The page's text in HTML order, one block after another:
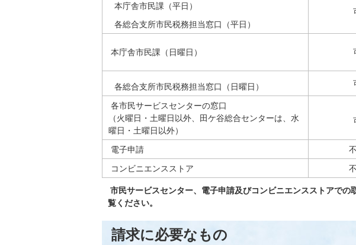
本庁舎市民課（平日）
各総合支所市民税務担当窓口（平日）
本庁舎市民課（日曜日）
各総合支所市民税務担当窓口（日曜日）
各市民サービスセンターの窓口
（火曜日・土曜日以外、田ケ谷総合センターは、水
曜日・土曜日以外）
電子申請
コンビニエンスストア
市民サービスセンター、電子申請及びコンビニエンスストアで
覧ください。
請求に必要なもの